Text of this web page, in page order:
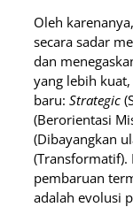
Oleh
secara sadar
dan
yang lebih kuat,
baru: Strategic
(Berorientasi
(Dibayangkan
(Transformatif).
pembaruan
adalah evolusi